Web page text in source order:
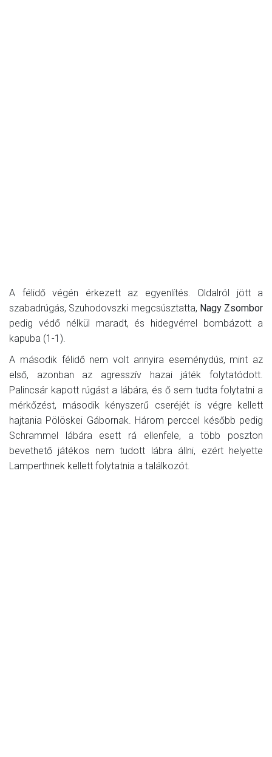
A félidő végén érkezett az egyenlítés. Oldalról jött a
szabadrúgás, Szuhodovszki megcsúsztatta, Nagy Zsombor
pedig védő nélkül maradt, és hidegvérrel bombázott a
kapuba (1-1).
A második félidő nem volt annyira eseménydús, mint az
első, azonban az agresszív hazai játék folytatódott.
Palincsár kapott rúgást a lábára, és ő sem tudta folytatni a
mérkőzést, második kényszerű cseréjét is végre kellett
hajtania Pölöskei Gábornak. Három perccel később pedig
Schrammel lábára esett rá ellenfele, a több poszton
bevethető játékos nem tudott lábra állni, ezért helyette
Lamperthnek kellett folytatnia a találkozót.